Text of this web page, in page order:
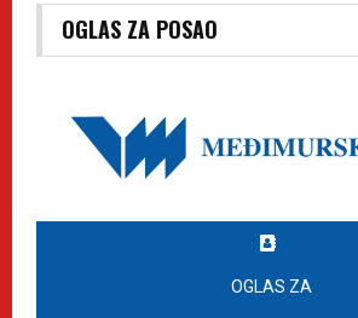
OGLAS ZA POSAO
OGLAS ZA